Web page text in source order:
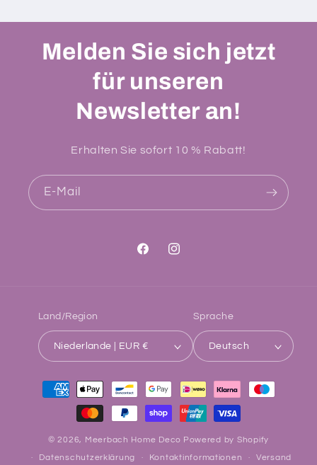
Melden Sie sich jetzt
für unseren
Newsletter an!
Erhalten Sie sofort 10 % Rabatt!
E-Mail
FacebookInstagram
Land/Region
Niederlande | EUR €
Sprache
Deutsch
Zahlungsmethoden
© 2026, Meerbach Home Deco Powered by Shopify
Datenschutzerklärung Kontaktinformationen Versand